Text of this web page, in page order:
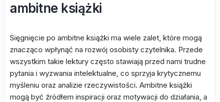
ambitne książki
Sięgnięcie po ambitne książki ma wiele zalet, które mogą
znacząco wpłynąć na rozwój osobisty czytelnika. Przede
wszystkim takie lektury często stawiają przed nami trudne
pytania i wyzwania intelektualne, co sprzyja krytycznemu
myśleniu oraz analizie rzeczywistości. Ambitne książki
mogą być źródłem inspiracji oraz motywacji do działania, a